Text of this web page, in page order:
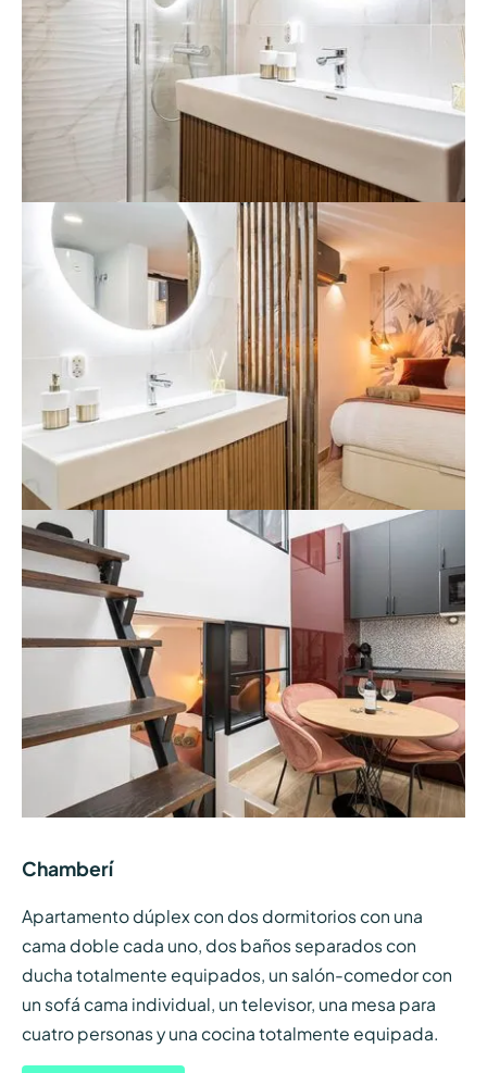
Chamberí
Apartamento dúplex con dos dormitorios con una
cama doble cada uno, dos baños separados con
ducha totalmente equipados, un salón-comedor con
un sofá cama individual, un televisor, una mesa para
cuatro personas y una cocina totalmente equipada.